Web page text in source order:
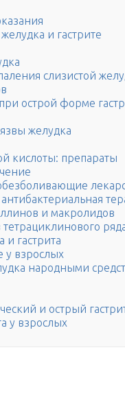
и гастрите
слизистой
острой форме
желудка
кислоты: препараты
и макролидов
и гастрита
у взрослых
народными
и острый
у взрослых